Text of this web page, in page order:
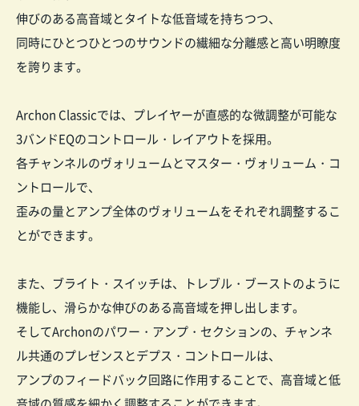
伸びのある高音域とタイトな低音域を持ちつつ、
同時にひとつひとつのサウンドの繊細な分離感と高い明瞭度
を誇ります。
Archon Classicでは、プレイヤーが直感的な微調整が可能な
3バンドEQのコントロール・レイアウトを採用。
各チャンネルのヴォリュームとマスター・ヴォリューム・コ
ントロールで、
歪みの量とアンプ全体のヴォリュームをそれぞれ調整するこ
とができます。
また、ブライト・スイッチは、トレブル・ブーストのように
機能し、滑らかな伸びのある高音域を押し出します。
そしてArchonのパワー・アンプ・セクションの、チャンネ
ル共通のプレゼンスとデプス・コントロールは、
アンプのフィードバック回路に作用することで、高音域と低